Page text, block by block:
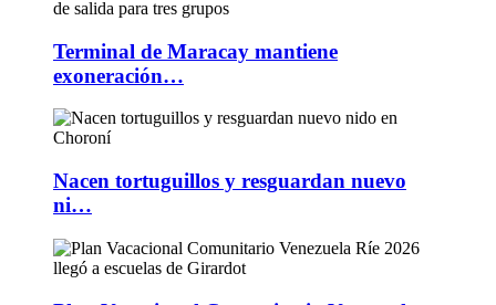
Terminal de Maracay mantiene
exoneración…
Nacen tortuguillos y resguardan nuevo
ni…